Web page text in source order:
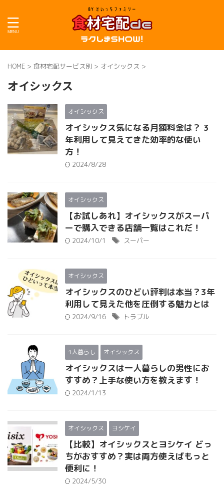
HOME > 食材宅配サービス別 > オイシックス >
オイシックス
オイシックス
オイシックス気になる月額料金は？ 3
年利用して見えてきた効率的な使い
方！
2024/8/28
オイシックス
【お試しあれ】オイシックスがスーパ
ーで購入できる店舗一覧はこれだ！
2024/10/1 スーパー
オイシックス
オイシックスのひどい評判は本当？3年
利用して見えた他を圧倒する魅力とは
2024/9/16 トラブル
1人暮らし オイシックス
オイシックスは一人暮らしの男性にお
すすめ？上手な使い方を教えます！
2024/1/13
オイシックス ヨシケイ
【比較】オイシックスとヨシケイ どっ
ちがおすすめ？実は両方使えばもっと
便利に！
2024/5/30